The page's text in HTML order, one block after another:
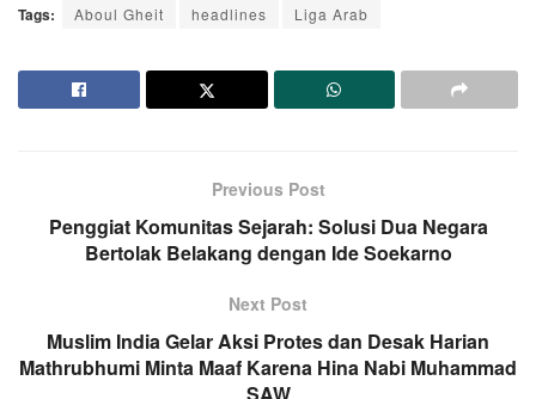
Tags: Aboul Gheit headlines Liga Arab
Previous Post
Penggiat Komunitas Sejarah: Solusi Dua Negara
Bertolak Belakang dengan Ide Soekarno
Next Post
Muslim India Gelar Aksi Protes dan Desak Harian
Mathrubhumi Minta Maaf Karena Hina Nabi Muhammad
SAW